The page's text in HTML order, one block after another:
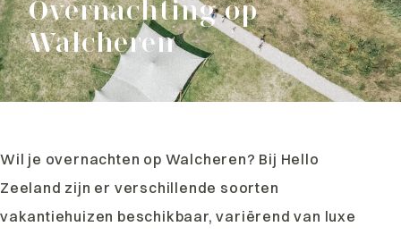
Overnachting op
Walcheren
Wil je overnachten op Walcheren? Bij Hello
Zeeland zijn er verschillende soorten
vakantiehuizen beschikbaar, variërend van luxe